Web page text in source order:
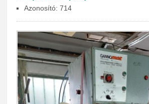
Azonosító: 714